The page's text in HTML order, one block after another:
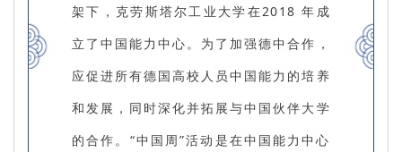
架下，克劳斯塔尔工业大学在2018 年成
立了中国能力中心。为了加强德中合作，
应促进所有德国高校人员中国能力的培养
和发展，同时深化并拓展与中国伙伴大学
的合作。“中国周”活动是在中国能力中心